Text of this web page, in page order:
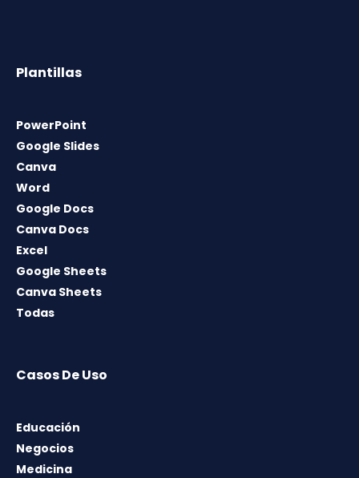
Plantillas
PowerPoint
Google Slides
Canva
Word
Google Docs
Canva Docs
Excel
Google Sheets
Canva Sheets
Todas
Casos De Uso
Educación
Negocios
Medicina